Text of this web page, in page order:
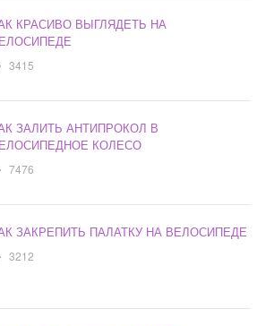
КРАСИВО ВЫГЛЯДЕТЬ НА
3415
ЗАЛИТЬ АНТИПРОКОЛ В
КОЛЕСО
7476
ЗАКРЕПИТЬ ПАЛАТКУ НА ВЕЛОСИПЕДЕ
3212